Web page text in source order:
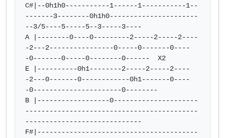
C#|--0h1h0-----------1------1-----------1--
-------3--------0h1h0----------------------
--3/5----5-----5--3-----3----
A |--------0----0---------2-----2-----2----
-2---2----------------0-----0-------0----
-0-------0-----0--------0------  X2
E |----------0h1--------2-----2-----2----
-2---0-------0------------0h1-------0----
-0----------------------0--------
B |------------------0---------------------
-------------------------------------------
-----------------------------
F#|----------------------------------------